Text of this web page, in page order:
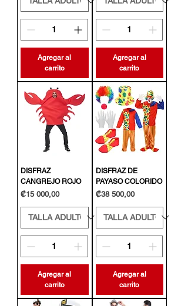
Agregar al
carrito
Agregar al
carrito
DISFRAZ
CANGREJO ROJO
Precio
₡15 000,00
Agregar al
carrito
DISFRAZ DE
PAYASO COLORIDO
Precio
₡38 500,00
Agregar al
carrito